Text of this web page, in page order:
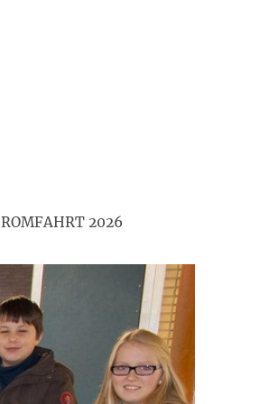
ROMFAHRT 2026